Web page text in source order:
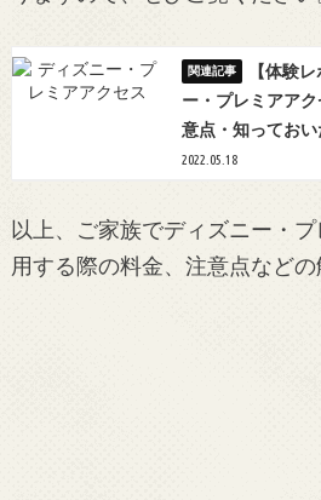
【体験
ー・プレミアア
意点・知ってお
2022.05.18
以上、ご家族でディズニー・
用する際の料金、注意点などの